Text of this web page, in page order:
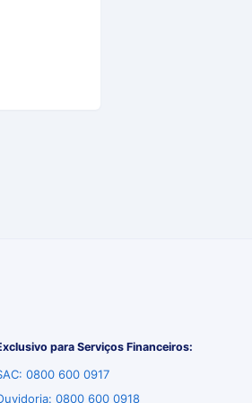
para Serviços Financeiros:
0800 600 0917
0800 600 0918